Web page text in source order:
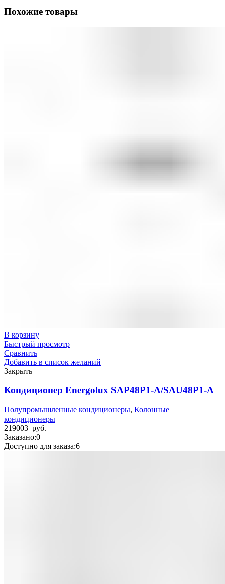
Похожие товары
В корзину
Быстрый просмотр
Сравнить
Добавить в список желаний
Закрыть
Кондиционер Energolux SAP48P1-A/SAU48P1-A
Полупромышленные кондиционеры, Колонные
кондиционеры
219003 руб.
Заказано:0
Доступно для заказа:6